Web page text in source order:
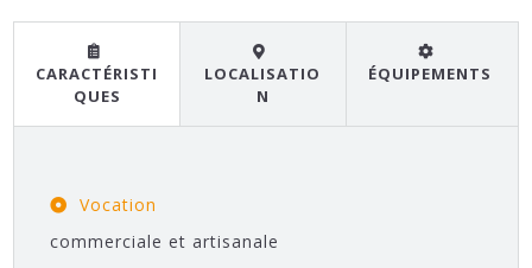
CARACTÉRISTI
QUES
LOCALISATIO
N
ÉQUIPEMENTS
Vocation
commerciale et artisanale